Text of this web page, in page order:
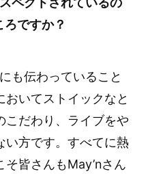
ですか？
伝わっていること
いてストイックなと
こだわり、ライブをや
い方です。すべてに熱
皆さんもMay’nさん